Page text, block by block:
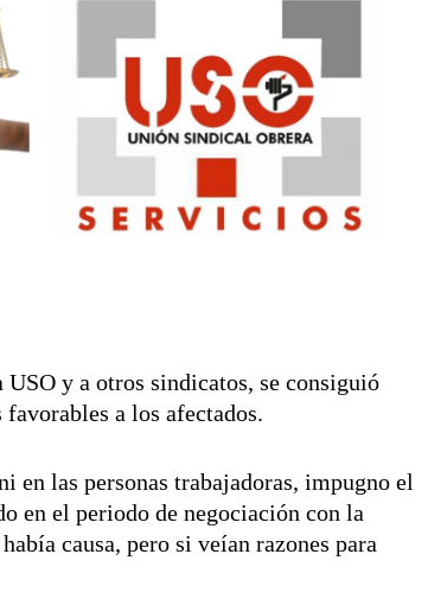
USO y a otros sindicatos, se consiguió
a los afectados.
en las personas trabajadoras, impugno el
en el periodo de negociación con la
causa, pero si veían razones para